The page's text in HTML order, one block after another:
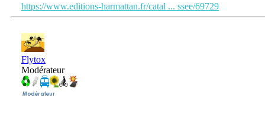
https://www.editions-harmattan.fr/catal ... ssee/69729
Flytox
Modérateur